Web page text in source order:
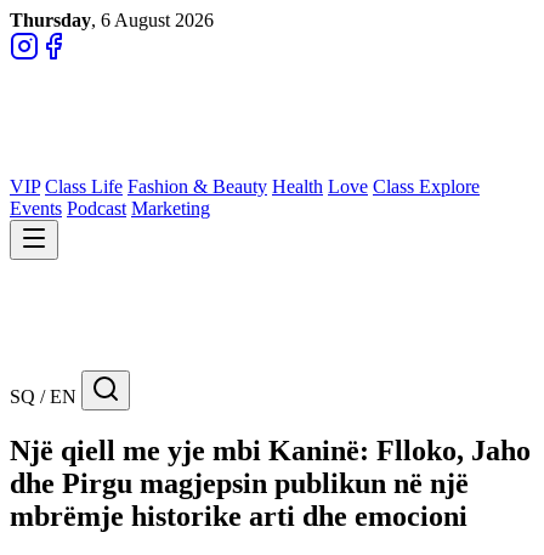
Thursday, 6 August 2026
VIP Class Life Fashion & Beauty Health Love Class Explore
Events Podcast Marketing
SQ / EN
Një qiell me yje mbi Kaninë: Flloko, Jaho
dhe Pirgu magjepsin publikun në një
mbrëmje historike arti dhe emocioni